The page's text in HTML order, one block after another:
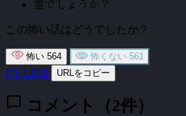
霊でしょうか？
この怖い話はどうでしたか？
怖い 564 怖くない 561
f X LINE URLをコピー
chat_bubble コメント（2件）